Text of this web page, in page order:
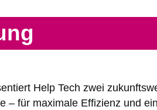
Help Tech zwei
– für maximale Effizienz und